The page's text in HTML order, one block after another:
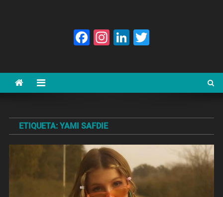
Facebook
Instagram
LinkedIn
ETIQUETA: YAMI SAFDIE